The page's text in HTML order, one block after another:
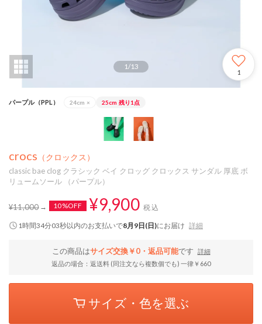
1/13
1
パープル（PPL） 24cm × 25cm 残り1点
crocs （クロックス）
classic bae clog クラシック ベイ クロッグ クロックス サンダル 厚底 ボ
リュームソール （パープル）
¥11,000 10%OFF ¥9,900 税込
1時間34分03秒以内のお支払いで8月9日(日)にお届け 詳細
この商品はサイズ交換￥0・返品可能です
詳細
返品の場合：返送料 (同注文なら複数個でも) 一律￥660
サイズ・色を選ぶ